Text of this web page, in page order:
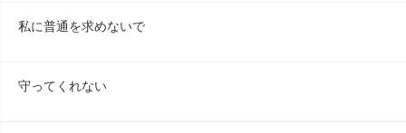
私に普通を求めないで
守ってくれない